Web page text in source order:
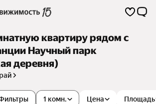
квартиру рядом с
Научный парк
деревня)
1 комн. Цена Площадь